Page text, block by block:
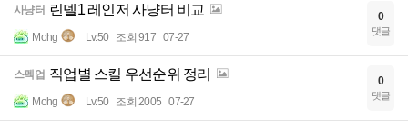
사냥터 린델1 레인저 사냥터 비교
Mohg Lv.50 조회 917 07-27
0
댓글
스펙업 직업별 스킬 우선순위 정리
Mohg Lv.50 조회 2005 07-27
0
댓글